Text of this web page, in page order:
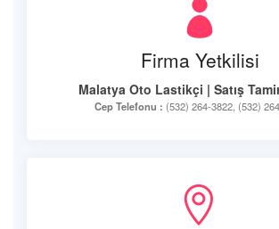
Firma Yetkilisi
Malatya Oto Lastikçi | Satış
Cep Telefonu : (532) 264-3822, (532)